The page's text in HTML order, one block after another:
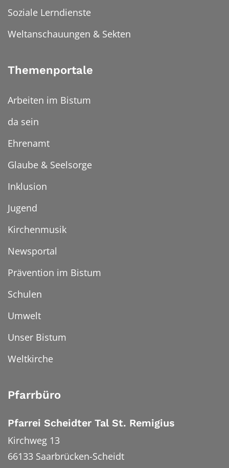
Soziale Lerndienste
Weltanschauungen & Sekten
Themenportale
Arbeiten im Bistum
da sein
Ehrenamt
Glaube & Seelsorge
Inklusion
Jugend
Kirchenmusik
Newsportal
Prävention im Bistum
Schulen
Umwelt
Unser Bistum
Weltkirche
Pfarrbüro
Pfarrei Scheidter Tal St. Remigius
Kirchweg 13
66133 Saarbrücken-Scheidt